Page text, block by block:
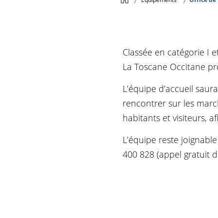
Classée en catégorie I
La Toscane Occitane
L’équipe d’accueil
rencontrer sur les
habitants et visiteurs,
L’équipe reste
400 828 (appel gratuit